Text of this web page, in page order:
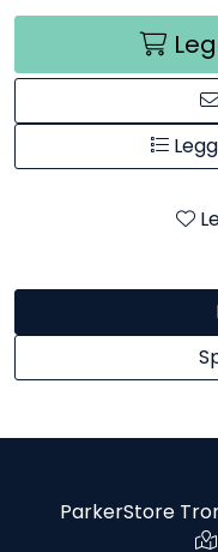
ParkerStore